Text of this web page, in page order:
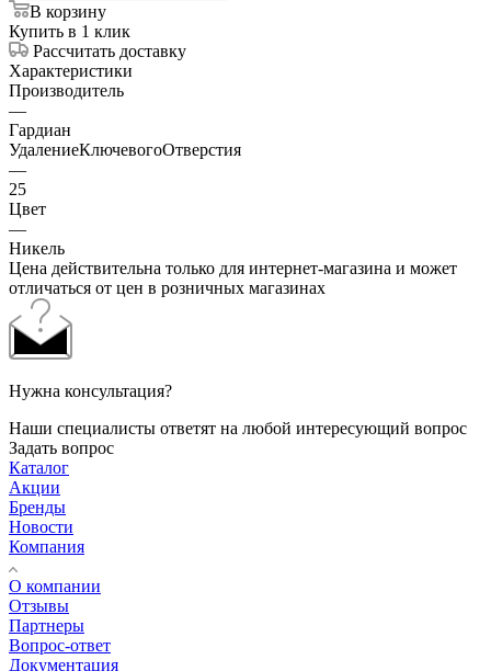
В корзину
Купить в 1 клик
Рассчитать доставку
Характеристики
Производитель
—
Гардиан
УдалениеКлючевогоОтверстия
—
25
Цвет
—
Никель
Цена действительна только для интернет-магазина и может
отличаться от цен в розничных магазинах
Нужна консультация?
Наши специалисты ответят на любой интересующий вопрос
Задать вопрос
Каталог
Акции
Бренды
Новости
Компания
О компании
Отзывы
Партнеры
Вопрос-ответ
Документация